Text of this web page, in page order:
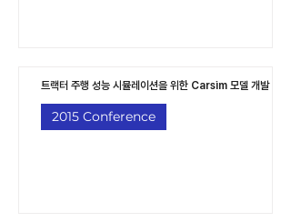
트랙터 주행 성능 시뮬레이션을 위한 Carsim 모델 개발
2015 Conference